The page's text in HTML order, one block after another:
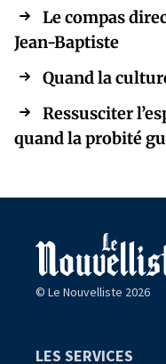
Le compas
Jean-Baptiste
Quand la
Ressusciter
quand la probité
© Le Nouvelliste 2026
LES SERVICES